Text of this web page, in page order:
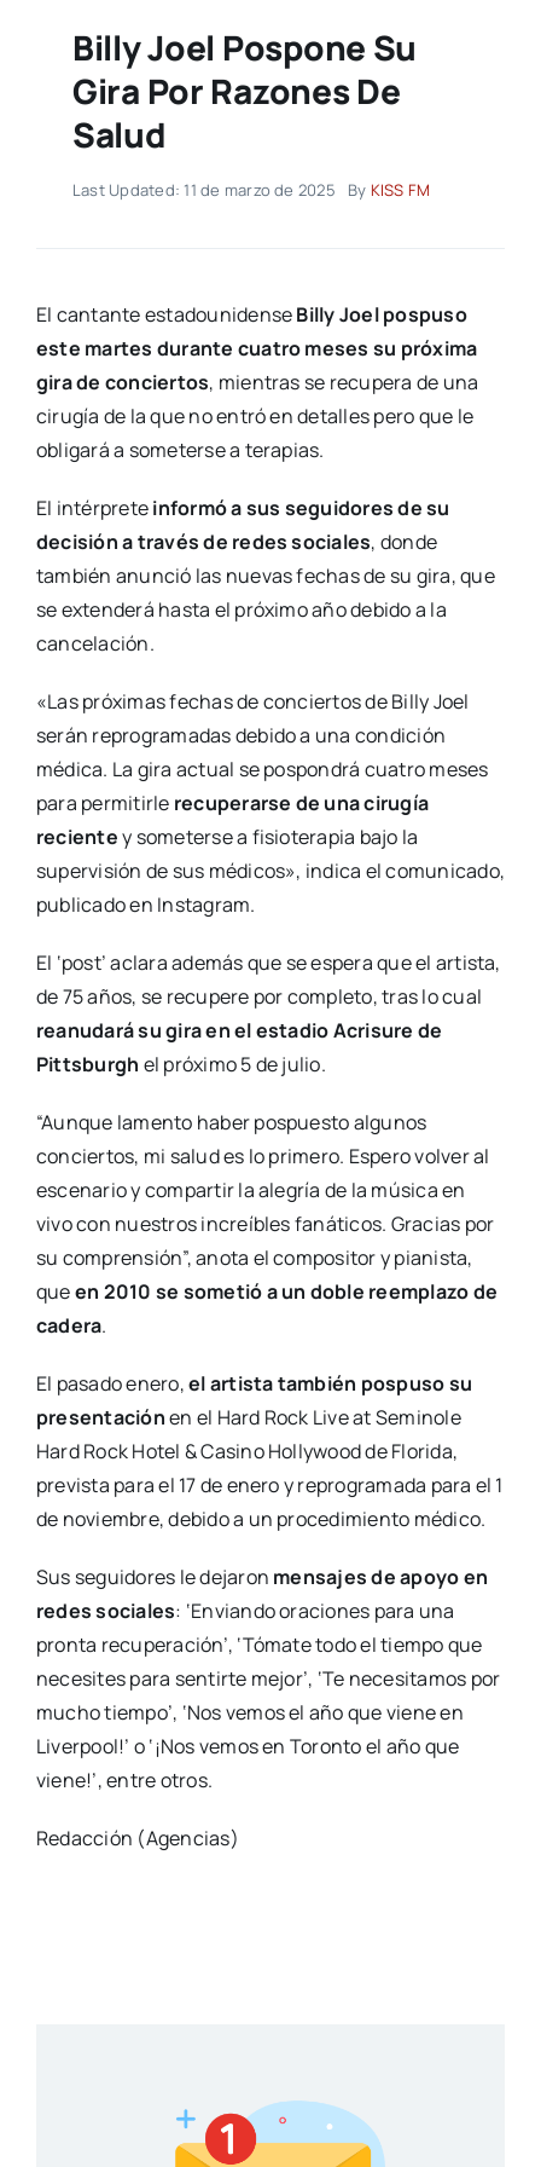
Billy Joel Pospone Su
Gira Por Razones De
Salud
Last Updated: 11 de marzo de 2025 By KISS FM
El cantante estadounidenseBilly Joel pospuso
este martes durante cuatro meses su próxima
gira de conciertos, mientras se recupera de una
cirugía de la que no entró en detalles pero que le
obligará a someterse a terapias.
El intérpreteinformó a sus seguidores de su
decisión a través de redes sociales, donde
también anunció las nuevas fechas de su gira, que
se extenderá hasta el próximo año debido a la
cancelación.
«Las próximas fechas de conciertos de Billy Joel
serán reprogramadas debido a una condición
médica. La gira actual se pospondrá cuatro meses
para permitirle recuperarse de una cirugía
recientey someterse a fisioterapia bajo la
supervisión de sus médicos», indica el comunicado,
publicado en Instagram.
El ‘post’ aclara además que se espera que el artista,
de 75 años, se recupere por completo, tras lo cual
reanudará su gira en el estadio Acrisure de
Pittsburgh el próximo 5 de julio.
“Aunque lamento haber pospuesto algunos
conciertos, mi salud es lo primero. Espero volver al
escenario y compartir la alegría de la música en
vivo con nuestros increíbles fanáticos. Gracias por
su comprensión”, anota el compositor y pianista,
queen 2010 se sometió a un doble reemplazo de
cadera.
El pasado enero,el artista también pospuso su
presentaciónen el Hard Rock Live at Seminole
Hard Rock Hotel & Casino Hollywood de Florida,
prevista para el 17 de enero y reprogramada para el 1
de noviembre, debido a un procedimiento médico.
Sus seguidores le dejaron mensajes de apoyo en
redes sociales: ‘Enviando oraciones para una
pronta recuperación’, ‘Tómate todo el tiempo que
necesites para sentirte mejor’, ‘Te necesitamos por
mucho tiempo’, ‘Nos vemos el año que viene en
Liverpool!’ o ‘¡Nos vemos en Toronto el año que
viene!’, entre otros.
Redacción (Agencias)